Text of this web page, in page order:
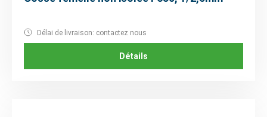
Délai de livraison: contactez nous
Détails